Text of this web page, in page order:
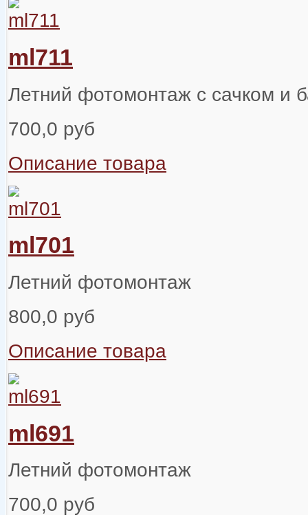
ml711
Летний фотомонтаж с сачком и
700,0 руб
Описание товара
ml701
Летний фотомонтаж
800,0 руб
Описание товара
ml691
Летний фотомонтаж
700,0 руб